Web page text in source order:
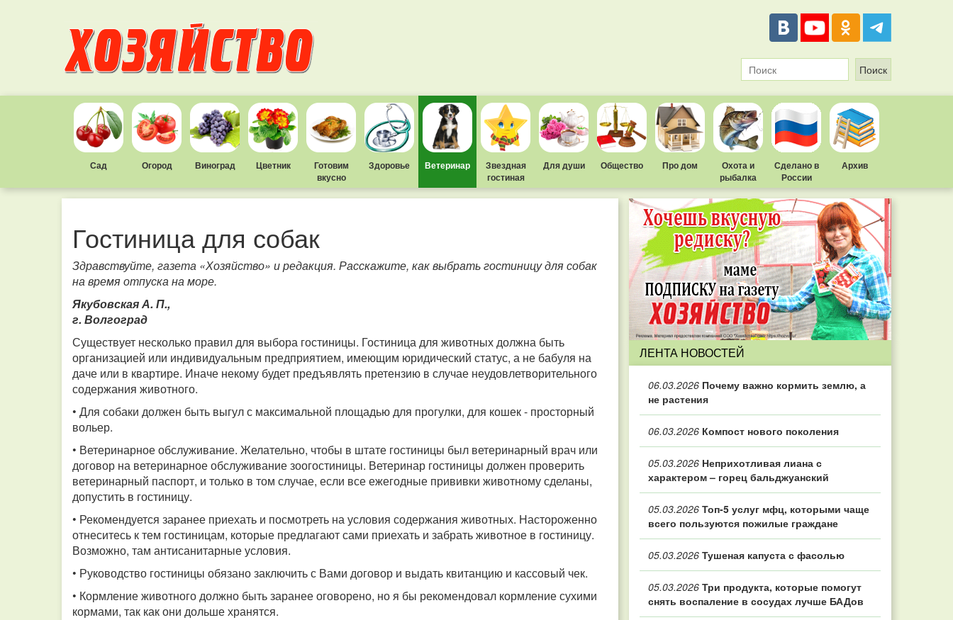
Сад Огород Виноград Цветник
Готовим
вкусно
Здоровье Ветеринар
Звездная
гостиная
Для души Общество Про дом
Охота и
рыбалка
Сделано в
России
Архив
Гостиница для собак
Здравствуйте, газета «Хозяйство» и редакция. Расскажите, как выбрать гостиницу для собак
на время отпуска на море.
Якубовская А. П.,
г. Волгоград
Существует несколько правил для выбора гостиницы. Гостиница для животных должна быть
организацией или индивидуальным предприятием, имеющим юридический статус, а не бабуля на
даче или в квартире. Иначе некому будет предъявлять претензию в случае неудовлетворительного
содержания животного.
• Для собаки должен быть выгул с максимальной площадью для прогулки, для кошек - просторный
вольер.
• Ветеринарное обслуживание. Желательно, чтобы в штате гостиницы был ветеринарный врач или
договор на ветеринарное обслуживание зоогостиницы. Ветеринар гостиницы должен проверить
ветеринарный паспорт, и только в том случае, если все ежегодные прививки животному сделаны,
допустить в гостиницу.
• Рекомендуется заранее приехать и посмотреть на условия содержания животных. Настороженно
отнеситесь к тем гостиницам, которые предлагают сами приехать и забрать животное в гостиницу.
Возможно, там антисанитарные условия.
• Руководство гостиницы обязано заключить с Вами договор и выдать квитанцию и кассовый чек.
• Кормление животного должно быть заранее оговорено, но я бы рекомендовал кормление сухими
кормами, так как они дольше хранятся.
ЛЕНТА НОВОСТЕЙ
06.03.2026 Почему важно кормить землю, а
не растения
06.03.2026 Компост нового поколения
05.03.2026 Неприхотливая лиана с
характером – горец бальджуанский
05.03.2026 Топ‑5 услуг мфц, которыми чаще
всего пользуются пожилые граждане
05.03.2026 Тушеная капуста с фасолью
05.03.2026 Три продукта, которые помогут
снять воспаление в сосудах лучше БАДов